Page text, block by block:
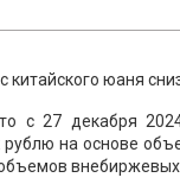
китайского юаня
с 27 декабря
на основе
внебиржевых